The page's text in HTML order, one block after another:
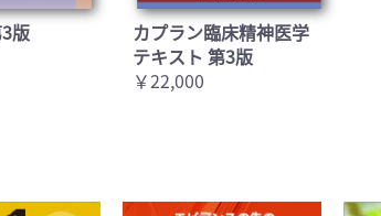
版
カプラン臨床精神医学
テキスト 第3版
￥22,000